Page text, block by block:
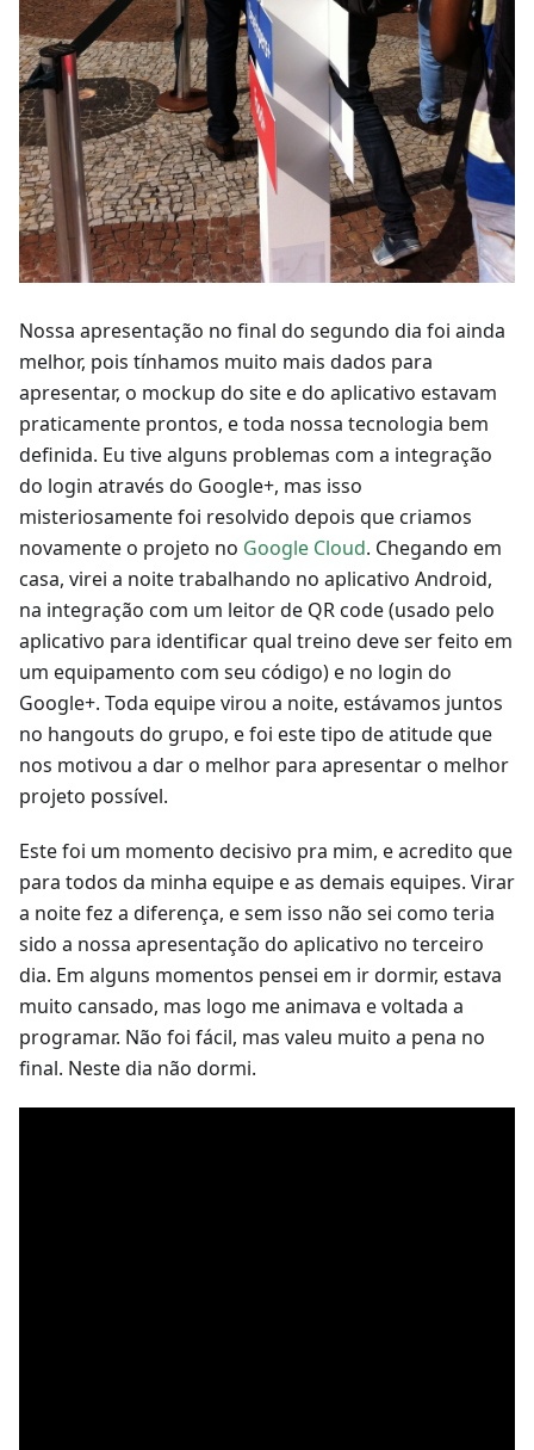
Nossa apresentação no final do segundo dia foi ainda
melhor, pois tínhamos muito mais dados para
apresentar, o mockup do site e do aplicativo estavam
praticamente prontos, e toda nossa tecnologia bem
definida. Eu tive alguns problemas com a integração
do login através do Google+, mas isso
misteriosamente foi resolvido depois que criamos
novamente o projeto no Google Cloud. Chegando em
casa, virei a noite trabalhando no aplicativo Android,
na integração com um leitor de QR code (usado pelo
aplicativo para identificar qual treino deve ser feito em
um equipamento com seu código) e no login do
Google+. Toda equipe virou a noite, estávamos juntos
no hangouts do grupo, e foi este tipo de atitude que
nos motivou a dar o melhor para apresentar o melhor
projeto possível.
Este foi um momento decisivo pra mim, e acredito que
para todos da minha equipe e as demais equipes. Virar
a noite fez a diferença, e sem isso não sei como teria
sido a nossa apresentação do aplicativo no terceiro
dia. Em alguns momentos pensei em ir dormir, estava
muito cansado, mas logo me animava e voltada a
programar. Não foi fácil, mas valeu muito a pena no
final. Neste dia não dormi.